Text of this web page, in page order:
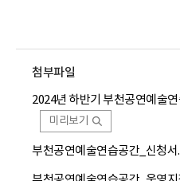
첨부파일
2024년 하반기 부천공연예술
미리보기
부천공연예술연습공간_신청